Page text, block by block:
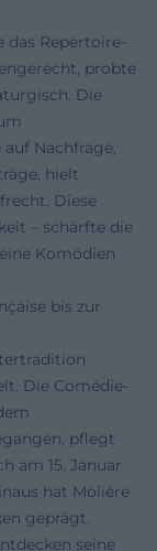
das Repertoire-
probte
Die
Nachfrage,
hielt
Diese
– schärfte die
Komödien
bis zur
Die Comédie-
pflegt
am 15. Januar
hat Molière
geprägt.
seine